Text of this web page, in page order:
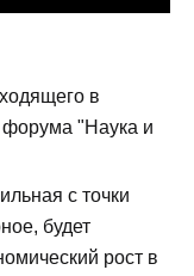
в
форума "Наука и
с точки
будет
рост в